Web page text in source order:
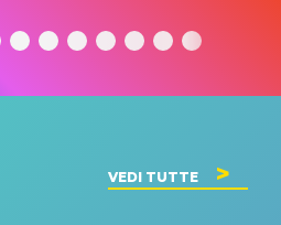
del singolo
VEDI TUTTE